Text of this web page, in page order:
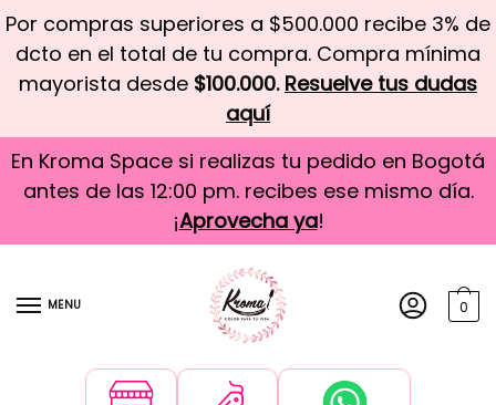
Por compras superiores a $500.000 recibe 3% de
dcto en el total de tu compra. Compra mínima
mayorista desde $100.000. Resuelve tus dudas
aquí
En Kroma Space si realizas tu pedido en Bogotá
antes de las 12:00 pm. recibes ese mismo día.
¡Aprovecha ya!
MENU 0